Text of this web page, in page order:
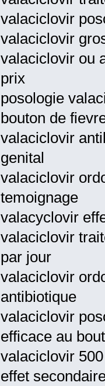
valaciclovir
valaciclovir
valaciclovir ou
prix
posologie
bouton de
valaciclovir
genital
valaciclovir
temoignage
valacyclovir
valaciclovir
par jour
valaciclovir
antibiotique
valaciclovir
efficace au
valaciclovir
effet